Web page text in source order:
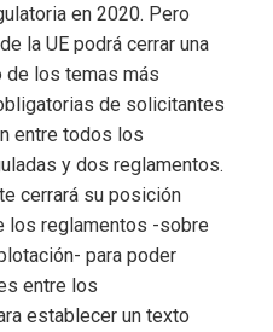
en 2020. Pero
la UE podrá cerrar una
de los temas más
de solicitantes
entre todos los
y dos reglamentos.
cerrará su posición
los reglamentos -sobre
para poder
entre los
establecer un texto